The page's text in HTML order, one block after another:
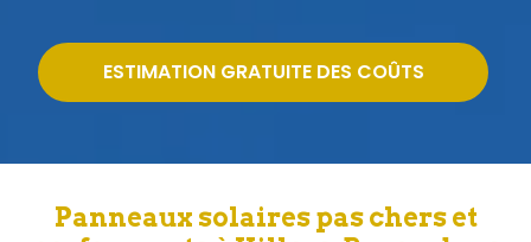
ESTIMATION GRATUITE DES COÛTS
Panneaux solaires pas chers et